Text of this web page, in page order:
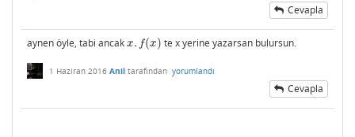
Cevapla
aynen öyle, tabi ancak x. f(x)
x.f x) te x yerine yazarsan bulursun.
1 Haziran 2016 Anil tarafından yorumlandı
Cevapla